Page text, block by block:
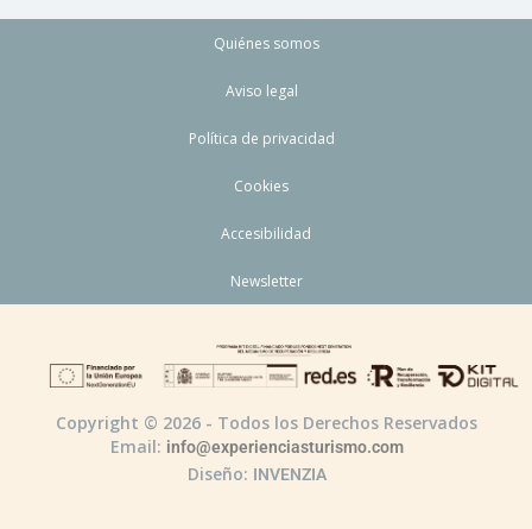
Quiénes somos
Aviso legal
Política de privacidad
Cookies
Accesibilidad
Newsletter
Copyright © 2026 - Todos los Derechos Reservados
Email: info@experienciasturismo.com
Diseño: INVENZIA